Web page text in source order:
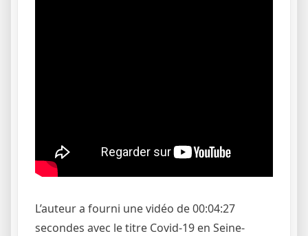
L’auteur a fourni une vidéo de 00:04:27
secondes avec le titre Covid-19 en Seine-